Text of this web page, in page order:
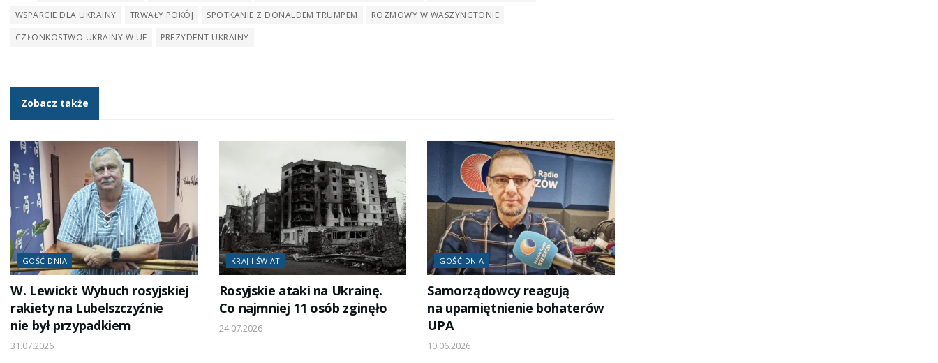
WSPARCIE DLA UKRAINY
TRWAŁY POKÓJ SPOTKANIE Z DONALDEM TRUMPEM
ROZMOWY W WASZYNGTONIE
CZŁONKOSTWO UKRAINY W UE
PREZYDENT UKRAINY
Zobacz także
GOŚĆ DNIA
W. Lewicki: Wybuch rosyjskiej
rakiety na Lubelszczyźnie
nie był przypadkiem
31.07.2026
KRAJ I ŚWIAT
Rosyjskie ataki na Ukrainę.
Co najmniej 11 osób zginęło
24.07.2026
GOŚĆ DNIA
Samorządowcy reagują
na upamiętnienie bohaterów
UPA
10.06.2026